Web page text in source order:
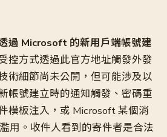
過 Microsoft 的新用戶端帳號建
控方式透過此官方地址觸發外發
術細節尚未公開，但可能涉及以
帳號建立時的通知觸發、密碼重
模板注入，或 Microsoft 某個消
用。收件人看到的寄件者是合法